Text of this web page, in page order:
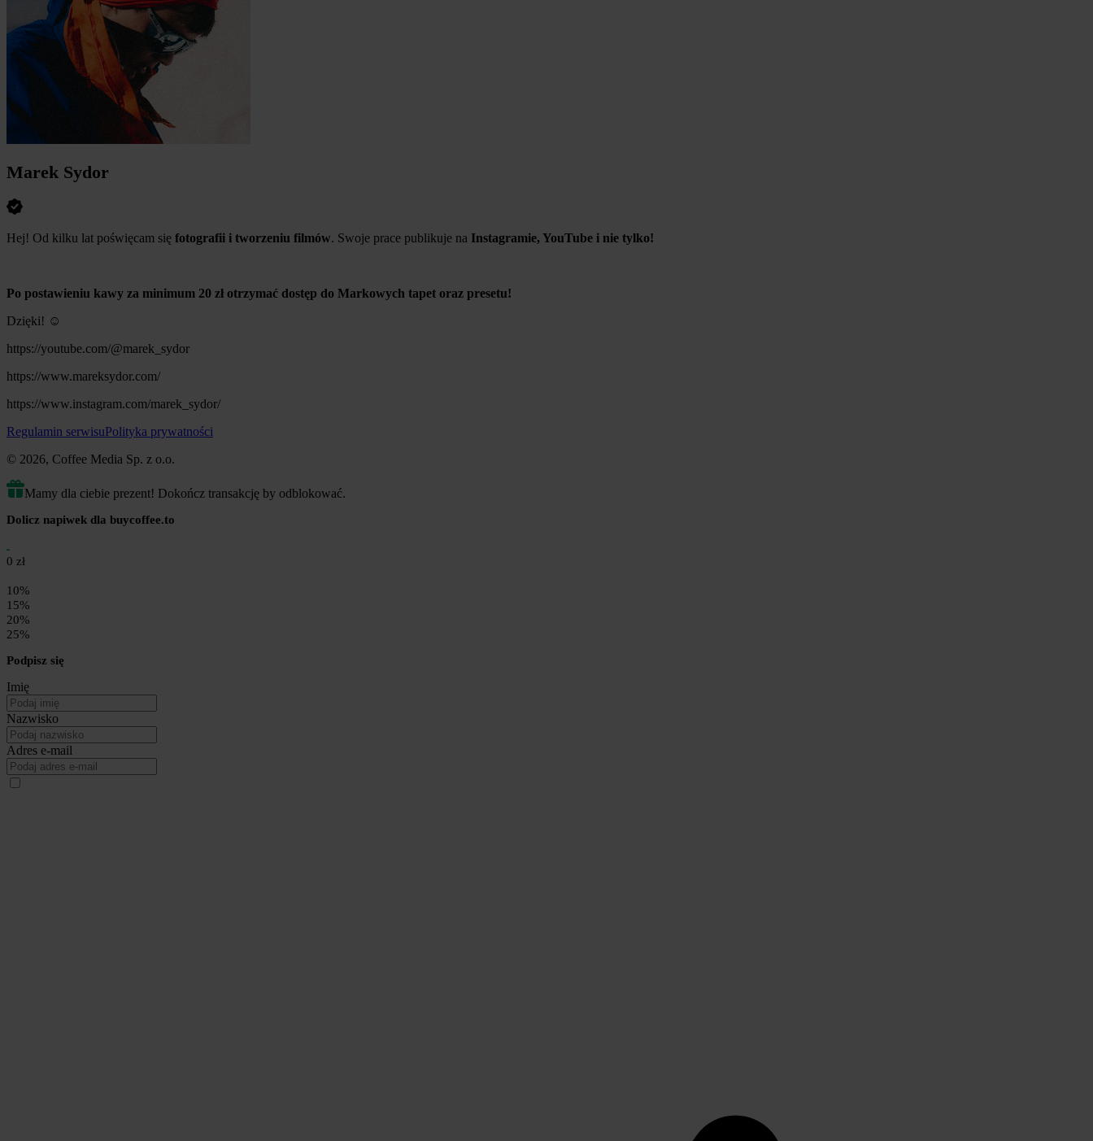
Marek Sydor
Hej! Od kilku lat poświęcam się fotografii i tworzeniu filmów. Swoje prace publikuje na Instagramie, YouTube i nie tylko!
Po postawieniu kawy za minimum 20 zł otrzymać dostęp do Markowych tapet oraz presetu!
Dzięki! ☺️
https://youtube.com/@marek_sydor
https://www.mareksydor.com/
https://www.instagram.com/marek_sydor/
Regulamin serwisuPolityka prywatności
© 2026, Coffee Media Sp. z o.o.
Mamy dla ciebie prezent! Dokończ transakcję by odblokować.
Dolicz napiwek dla buycoffee.to
0 zł
10%
15%
20%
25%
Podpisz się
Imię
Nazwisko
Adres e-mail